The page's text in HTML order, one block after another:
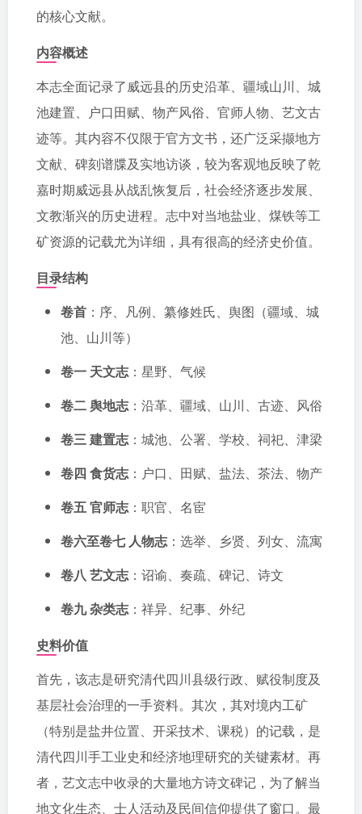
的核心文献。
内容概述
本志全面记录了威远县的历史沿革、疆域山川、城
池建置、户口田赋、物产风俗、官师人物、艺文古
迹等。其内容不仅限于官方文书，还广泛采撷地方
文献、碑刻谱牒及实地访谈，较为客观地反映了乾
嘉时期威远县从战乱恢复后，社会经济逐步发展、
文教渐兴的历史进程。志中对当地盐业、煤铁等工
矿资源的记载尤为详细，具有很高的经济史价值。
目录结构
卷首 ：序、凡例、纂修姓氏、舆图（疆域、城
池、山川等）
卷一 天文志：星野、气候
卷二 舆地志：沿革、疆域、山川、古迹、风俗
卷三 建置志：城池、公署、学校、祠祀、津梁
卷四 食货志：户口、田赋、盐法、茶法、物产
卷五 官师志：职官、名宦
卷六至卷七 人物志：选举、乡贤、列女、流寓
卷八 艺文志：诏谕、奏疏、碑记、诗文
卷九 杂类志：祥异、纪事、外纪
史料价值
首先，该志是研究清代四川县级行政、赋役制度及
基层社会治理的一手资料。其次，其对境内工矿
（特别是盐井位置、开采技术、课税）的记载，是
清代四川手工业史和经济地理研究的关键素材。再
者，艺文志中收录的大量地方诗文碑记，为了解当
地文化生态、士人活动及民间信仰提供了窗口。最